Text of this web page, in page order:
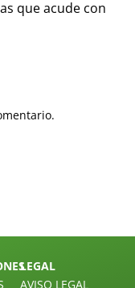
que acude con
LEGAL
AVISO LEGAL